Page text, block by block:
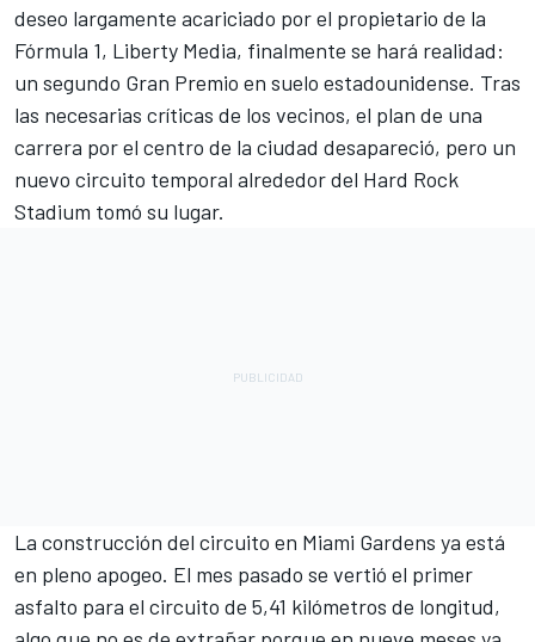
deseo largamente acariciado por el propietario de la
Fórmula 1, Liberty Media, finalmente se hará realidad:
un segundo Gran Premio en suelo estadounidense. Tras
las necesarias críticas de los vecinos, el plan de una
carrera por el centro de la ciudad desapareció, pero un
nuevo circuito temporal alrededor del Hard Rock
Stadium tomó su lugar.
La construcción del circuito en Miami Gardens ya está
en pleno apogeo. El mes pasado se vertió el primer
asfalto para el circuito de 5,41 kilómetros de longitud,